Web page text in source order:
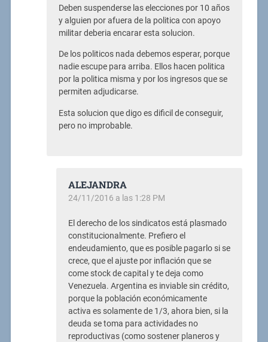
Deben suspenderse las elecciones por 10 años
y alguien por afuera de la politica con apoyo
militar deberia encarar esta solucion.
De los politicos nada debemos esperar, porque
nadie escupe para arriba. Ellos hacen politica
por la politica misma y por los ingresos que se
permiten adjudicarse.
Esta solucion que digo es dificil de conseguir,
pero no improbable.
ALEJANDRA
24/11/2016 a las 1:28 PM
El derecho de los sindicatos está plasmado
constitucionalmente. Prefiero el
endeudamiento, que es posible pagarlo si se
crece, que el ajuste por inflación que se
come stock de capital y te deja como
Venezuela. Argentina es inviable sin crédito,
porque la población económicamente
activa es solamente de 1/3, ahora bien, si la
deuda se toma para actividades no
reproductivas (como sostener planeros y